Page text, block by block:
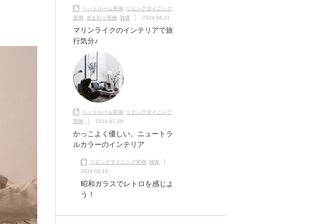
ベッドルーム実例
リビングダイニング
実例
水まわり実例 雑貨 2024.06.21
マリンライクのインテリアで旅
行気分♪
ベッドルーム実例
リビングダイニング
実例
2024.07.29
かっこよく優しい。ニュートラ
ルカラーのインテリア
リビングダイニング実例
雑貨
2024.05.10
昭和ガラスでレトロを感じよ
う！